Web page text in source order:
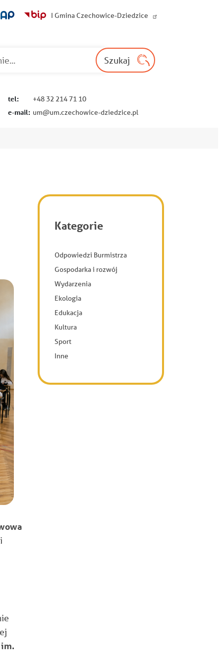
I Gmina Czechowice-Dziedzice
Szukaj
tel: +48 32 214 71 10
e-mail: um@um.czechowice-dziedzice.pl
im.
Kategorie
Odpowiedzi Burmistrza
Gospodarka i rozwój
Wydarzenia
Ekologia
Edukacja
Kultura
Sport
Inne